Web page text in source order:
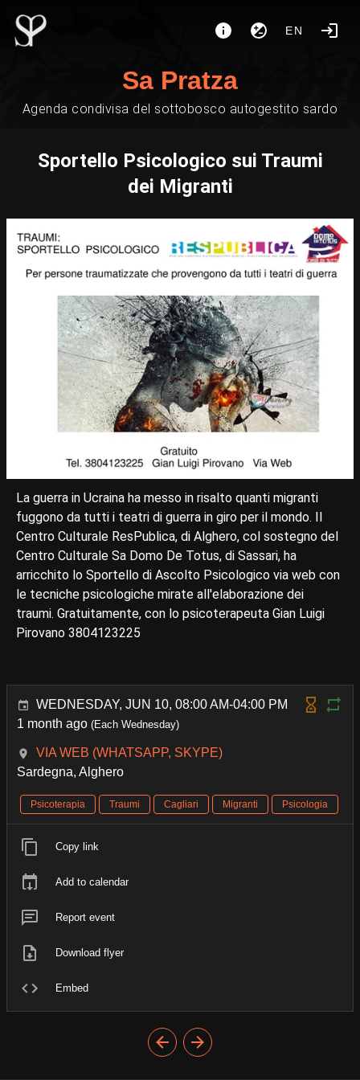
EN
Sa Pratza
Agenda condivisa del sottobosco autogestito sardo
Sportello Psicologico sui Traumi
dei Migranti
La guerra in Ucraina ha messo in risalto quanti migranti
fuggono da tutti i teatri di guerra in giro per il mondo. Il
Centro Culturale ResPublica, di Alghero, col sostegno del
Centro Culturale Sa Domo De Totus, di Sassari, ha
arricchito lo Sportello di Ascolto Psicologico via web con
le tecniche psicologiche mirate all'elaborazione dei
traumi. Gratuitamente, con lo psicoterapeuta Gian Luigi
Pirovano 3804123225
WEDNESDAY, JUN 10, 08:00 AM-04:00 PM
1 month ago (Each Wednesday)
VIA WEB (WHATSAPP, SKYPE)
Sardegna, Alghero
Psicoterapia Traumi Cagliari Migranti Psicologia
Copy link
Add to calendar
Report event
Download flyer
Embed